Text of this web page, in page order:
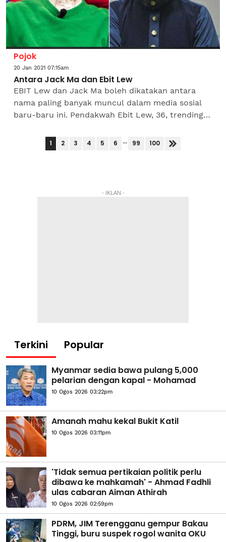
Pojok
20 Jan 2021 07:15am
Antara Jack Ma dan Ebit Lew
EBIT Lew dan Jack Ma boleh dikatakan antara
nama paling banyak muncul dalam media sosial
baru-baru ini. Pendakwah Ebit Lew, 36, trending
56, disebabkan...
1 2 3 4 5 6 ... 99 100
- IKLAN -
Terkini Popular
Myanmar sedia bawa pulang 5,000
pelarian dengan kapal - Mohamad
10 Ogos 2026 03:22pm
Amanah mahu kekal Bukit Katil
10 Ogos 2026 03:11pm
'Tidak semua pertikaian politik perlu
dibawa ke mahkamah' - Ahmad Fadhli
ulas cabaran Aiman Athirah
10 Ogos 2026 02:59pm
PDRM, JIM Terengganu gempur Bakau
Tinggi, buru suspek rogol wanita OKU